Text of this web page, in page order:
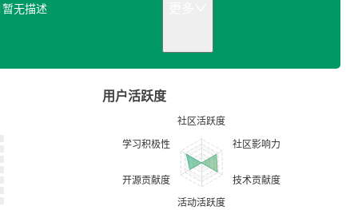
暂无描述
用户活跃度